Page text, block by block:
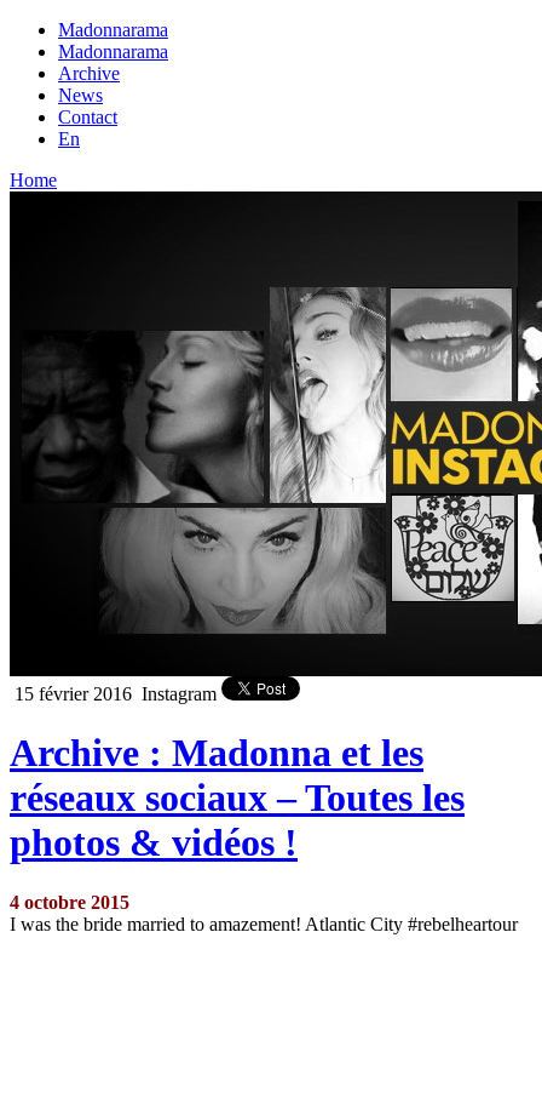
Madonnarama
Madonnarama
Archive
News
Contact
En
Home
15 février 2016 Instagram
Archive : Madonna et les
réseaux sociaux – Toutes les
photos & vidéos !
4 octobre 2015
I was the bride married to amazement! Atlantic City #rebelheartour